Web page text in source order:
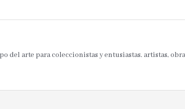
del arte para coleccionistas y entusiastas. artistas,